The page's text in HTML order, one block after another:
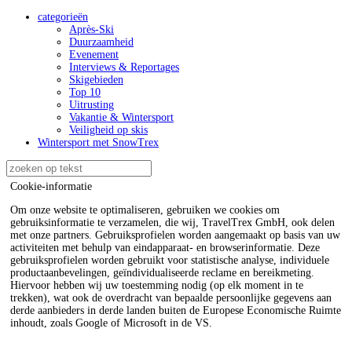
Cookie-informatie
Om onze website te optimaliseren, gebruiken we cookies om
gebruiksinformatie te verzamelen, die wij, TravelTrex GmbH, ook delen
met onze partners. Gebruiksprofielen worden aangemaakt op basis van uw
activiteiten met behulp van eindapparaat- en browserinformatie. Deze
gebruiksprofielen worden gebruikt voor statistische analyse, individuele
productaanbevelingen, geïndividualiseerde reclame en bereikmeting.
Hiervoor hebben wij uw toestemming nodig (op elk moment in te
trekken), wat ook de overdracht van bepaalde persoonlijke gegevens aan
derde aanbieders in derde landen buiten de Europese Economische Ruimte
inhoudt, zoals Google of Microsoft in de VS.
categorieën
Après-Ski
Duurzaamheid
Evenement
Interviews & Reportages
Skigebieden
Top 10
Uitrusting
Vakantie & Wintersport
Veiligheid op skis
Wintersport met SnowTrex